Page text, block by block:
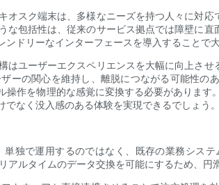
スク端末は、多様なニーズを持つ人々に対
包括性は、従来のサービス拠点では障壁に
ドリーなインターフェースを導入することで
ユーザーエクスペリエンスを大幅に向上さ
ーの関心を維持し、離脱につながる可能性
作を物理的な感覚に変換する必要がありま
なく没入感のある体験を実現できるでしょう。
独で運用するのではなく、既存の業務シス
アルタイムのデータ交換を可能にするため、